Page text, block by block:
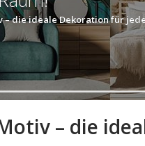
die ideale Dekoration für
– die